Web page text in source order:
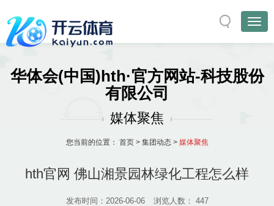
华体会(中国)hth·官方网站-科技股份
有限公司
媒体聚焦
您当前的位置： 首页> 集团动态> 媒体聚焦
hth官网 佛山湘景园林绿化工程怎么样
发布时间：2026-06-06 浏览人数： 447